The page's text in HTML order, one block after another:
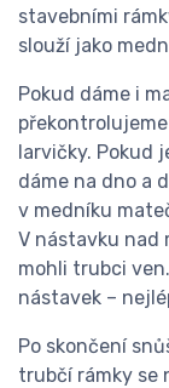
stavebními
slouží jako
Pokud dáme i
larvičky. Pokud
dáme na dno a
v medníku
V nástavku nad
mohli trubci
nástavek –
Po skončení
trubčí rámky se